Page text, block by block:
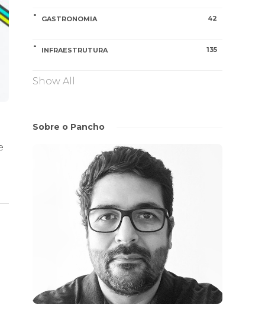
GASTRONOMIA 42
INFRAESTRUTURA 135
Show All
Sobre o Pancho